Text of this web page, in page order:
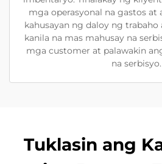
mga operasyonal na gastos at
kahusayan ng daloy ng trabaho
kanila na mas mahusay na
mga customer at palawakin
na serbisyo.
Tuklasin ang